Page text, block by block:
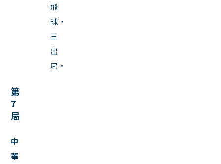
飛
球，
三
出
局。
第
7
局
中
華